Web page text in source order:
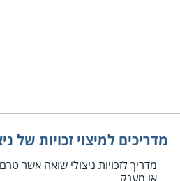
מדריכים למיצוי זכויות של
מדריך לזכויות ניצולי שואה אשר